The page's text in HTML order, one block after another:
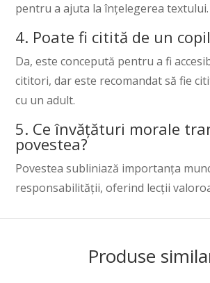
pentru a ajuta la înțelegerea textului.
4. Poate fi citită de un
Da, este concepută pentru a fi
cititori, dar este recomandat să fie
cu un adult.
5. Ce învățături morale
povestea?
Povestea subliniază importanța
responsabilității, oferind lecții
Produse